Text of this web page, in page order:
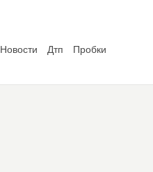
Новости Дтп
Пробки